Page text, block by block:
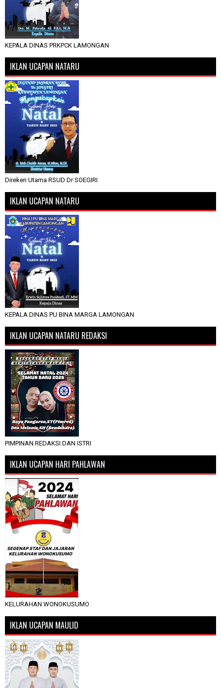
KEPALA DINAS PRKPCK LAMONGAN
IKLAN UCAPAN NATARU
Direken Utama RSUD Dr SOEGIRI
IKLAN UCAPAN NATARU
KEPALA DINAS PU BINA MARGA LAMONGAN
IKLAN UCAPAN NATARU REDAKSI
PIMPINAN REDAKSI DAN ISTRI
IKLAN UCAPAN HARI PAHLAWAN
KELURAHAN WONOKUSUMO
IKLAN UCAPAN MAULID